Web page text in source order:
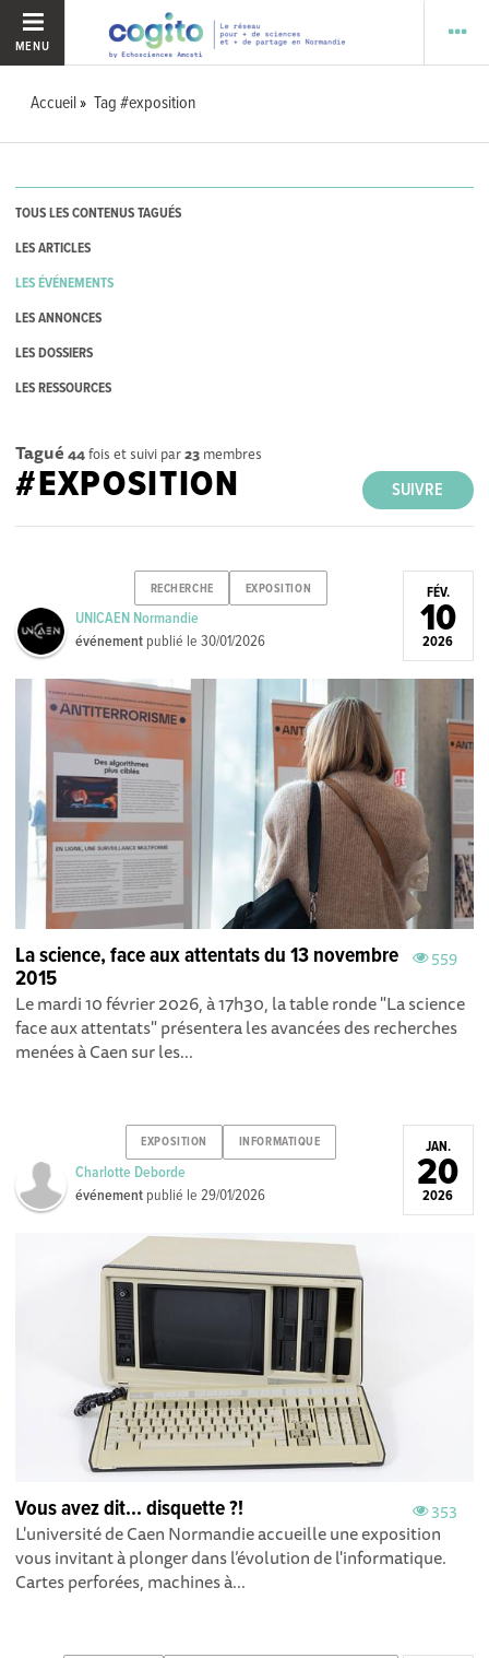
MENU
Accueil Tag #exposition
TOUS LES CONTENUS TAGUÉS
LES ARTICLES
LES ÉVÉNEMENTS
LES ANNONCES
LES DOSSIERS
LES RESSOURCES
Tagué 44fois et suivi par23 membres
SUIVRE
#EXPOSITION
RECHERCHE EXPOSITION
UNICAEN Normandie
événement publié le30/01/2026
FÉV.
10
2026
559
La science, face aux attentats du 13 novembre
2015
Le mardi 10 février 2026, à 17h30, la table ronde "La science
face aux attentats" présentera les avancées des recherches
menées à Caen sur les...
EXPOSITION INFORMATIQUE
Charlotte Deborde
événement publié le29/01/2026
JAN.
20
2026
353
Vous avez dit... disquette ?!
L'université de Caen Normandie accueille une exposition
vous invitant à plonger dans l’évolution de l'informatique.
Cartes perforées, machines à...